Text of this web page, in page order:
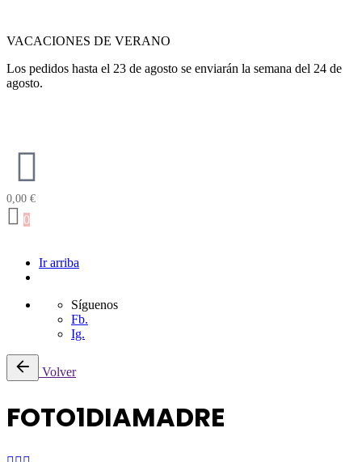
VACACIONES DE VERANO
Los pedidos hasta el 23 de agosto se enviarán la semana del 24 de
agosto.
0,00 €
0
Ir arriba
Síguenos
Fb.
Ig.
Volver
FOTO1DIAMADRE